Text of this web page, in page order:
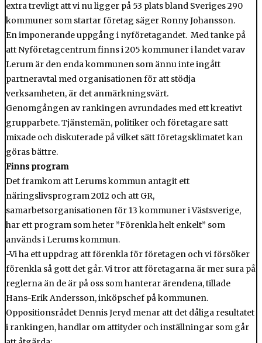
extra trevligt att vi nu ligger på 53 plats bland Sveriges 290
kommuner som startar företag säger Ronny Johansson.
En imponerande uppgång i nyföretagandet. Med tanke på
att Nyföretagcentrum finns i 205 kommuner i landet varav
Lerum är den enda kommunen som ännu inte ingått
partneravtal med organisationen för att stödja
verksamheten, är det anmärkningsvärt.
Genomgången av rankingen avrundades med ett kreativt
grupparbete. Tjänstemän, politiker och företagare satt
mixade och diskuterade på vilket sätt företagsklimatet kan
göras bättre.
Finns program
Det framkom att Lerums kommun antagit ett
näringslivsprogram 2012 och att GR,
samarbetsorganisationen för 13 kommuner i Västsverige,
har ett program som heter ”Förenkla helt enkelt” som
används i Lerums kommun.
-Vi ha ett uppdrag att förenkla för företagen och vi försöker
förenkla så gott det går. Vi tror att företagarna är mer sura på
reglerna än de är på oss som hanterar ärendena, tillade
Hans-Erik Andersson, inköpschef på kommunen.
Oppositionsrådet Dennis Jeryd menar att det dåliga resultatet
i rankingen, handlar om attityder och inställningar som går